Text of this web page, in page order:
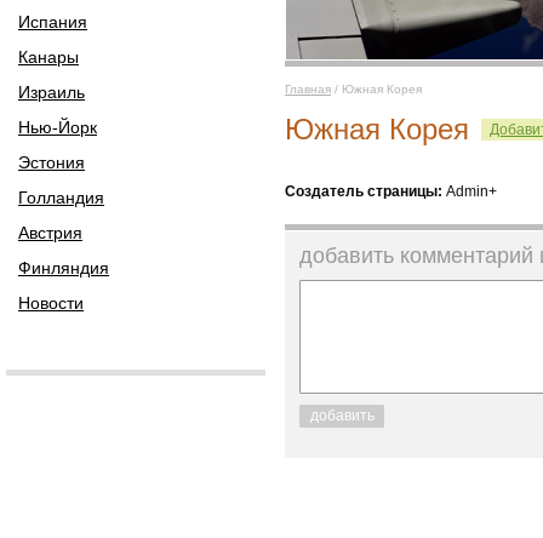
Испания
Канары
Израиль
Нью-Йорк
Эстония
Голландия
Австрия
Финляндия
Новости
Главная / Южная Корея
Южная Корея
Создатель страницы: Admin+
добавить
добавить